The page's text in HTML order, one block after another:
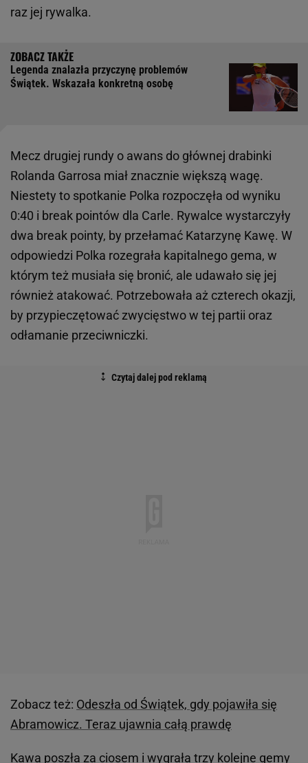
raz jej rywalka.
Legenda znalazła przyczynę problemów
Świątek. Wskazała konkretną osobę
Mecz drugiej rundy o awans do głównej drabinki
Rolanda Garrosa miał znacznie większą wagę.
Niestety to spotkanie Polka rozpoczęła od wyniku
0:40 i break pointów dla Carle. Rywalce wystarczyły
dwa break pointy, by przełamać Katarzynę Kawę. W
odpowiedzi Polka rozegrała kapitalnego gema, w
którym też musiała się bronić, ale udawało się jej
również atakować. Potrzebowała aż czterech okazji,
by przypieczętować zwycięstwo w tej partii oraz
odłamanie przeciwniczki.
Zobacz też: Odeszła od Świątek, gdy pojawiła się
Abramowicz. Teraz ujawnia całą prawdę
Kawa poszła za ciosem i wygrała trzy kolejne gemy